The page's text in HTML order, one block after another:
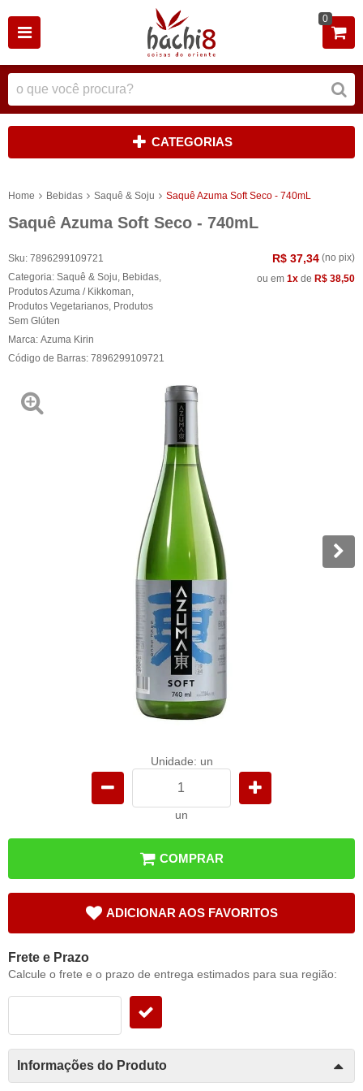
0
CATEGORIAS
Home Bebidas Saquê & Soju Saquê Azuma Soft Seco - 740mL
Saquê Azuma Soft Seco - 740mL
Sku: 7896299109721
Categoria: Saquê & Soju Bebidas
Produtos Azuma / Kikkoman
Produtos Vegetarianos Produtos
Sem Glúten
Marca: Azuma Kirin
Código de Barras: 7896299109721
R$ 37,34 (no pix)
ou em 1x de R$ 38,50
Unidade: un
un
COMPRAR
ADICIONAR AOS FAVORITOS
Frete e Prazo
Calcule o frete e o prazo de entrega estimados para sua região:
Informações do Produto